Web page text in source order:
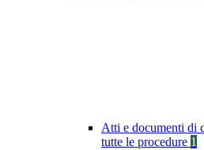
Atti e documenti di
tutte le procedure 1